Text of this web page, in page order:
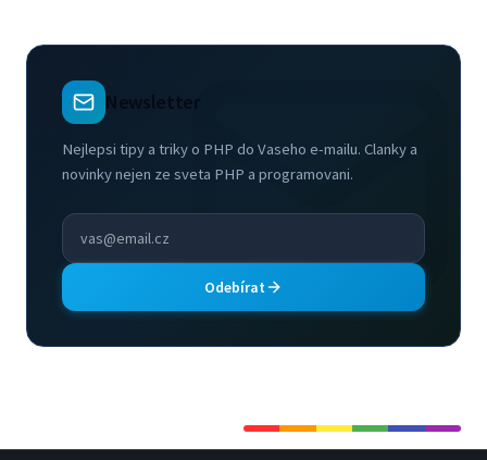
Newsletter
Nejlepsi tipy a triky o PHP do Vaseho e-mailu. Clanky a
novinky nejen ze sveta PHP a programovani.
Odebírat